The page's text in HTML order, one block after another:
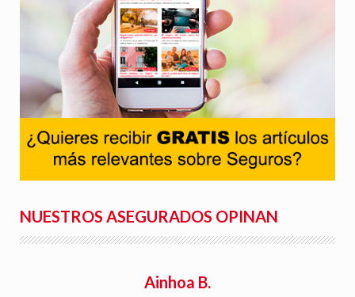
NUESTROS ASEGURADOS OPINAN
Ainhoa B.